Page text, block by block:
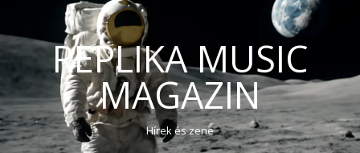
REPLIKA MUSIC
MAGAZIN
Hírek és zene